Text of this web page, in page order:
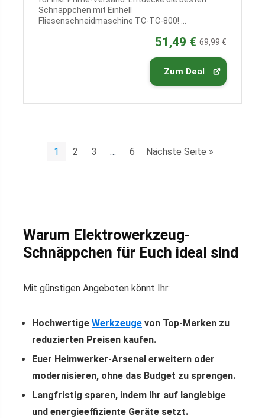
Schnäppchen mit Einhell
Fliesenschneidmaschine TC-TC-800! ...
51,49 € 69,99 €
Zum Deal
1 2 3 … 6 Nächste Seite »
Warum Elektrowerkzeug-
Schnäppchen für Euch ideal sind
Mit günstigen Angeboten könnt Ihr:
Hochwertige Werkzeuge von Top-Marken zu
reduzierten Preisen kaufen.
Euer Heimwerker-Arsenal erweitern oder
modernisieren, ohne das Budget zu sprengen.
Langfristig sparen, indem Ihr auf langlebige
und energieeffiziente Geräte setzt.